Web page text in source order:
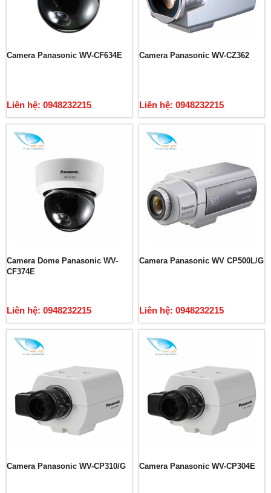
Camera Panasonic WV-CF634E
Liên hệ: 0948232215
Camera Panasonic WV-CZ362
Liên hệ: 0948232215
Camera Dome Panasonic WV-
CF374E
Liên hệ: 0948232215
Camera Panasonic WV CP500L/G
Liên hệ: 0948232215
Camera Panasonic WV-CP310/G Camera Panasonic WV-CP304E